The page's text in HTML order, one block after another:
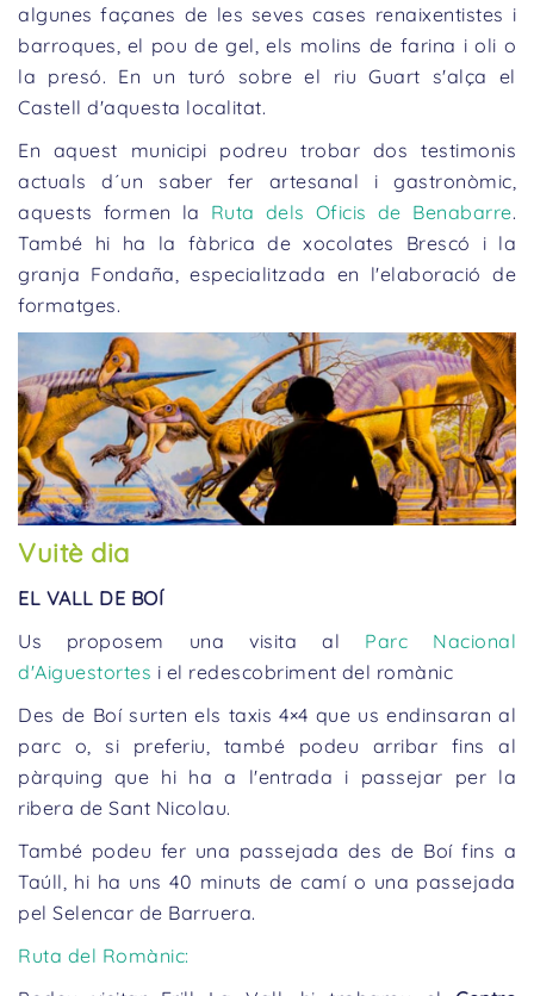
algunes façanes de les seves cases renaixentistes i
barroques, el pou de gel, els molins de farina i oli o
la presó. En un turó sobre el riu Guart s'alça el
Castell d'aquesta localitat.
En aquest municipi podreu trobar dos testimonis
actuals d´un saber fer artesanal i gastronòmic,
aquests formen la Ruta dels Oficis de Benabarre.
També hi ha la fàbrica de xocolates Brescó i la
granja Fondaña, especialitzada en l'elaboració de
formatges.
Vuitè dia
EL VALL DE BOÍ
Us proposem una visita al Parc Nacional
d'Aiguestortes i el redescobriment del romànic
Des de Boí surten els taxis 4×4 que us endinsaran al
parc o, si preferiu, també podeu arribar fins al
pàrquing que hi ha a l'entrada i passejar per la
ribera de Sant Nicolau.
També podeu fer una passejada des de Boí fins a
Taúll, hi ha uns 40 minuts de camí o una passejada
pel Selencar de Barruera.
Ruta del Romànic: